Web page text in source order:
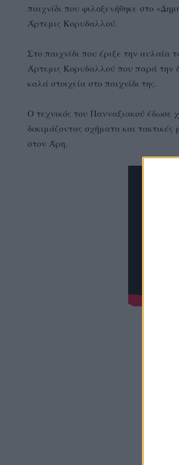
παιχνίδι που φιλοξενήθηκε στο
Άρτεμις Κορυδαλλού.
Στο παιχνίδι που έριξε την αυλαία
Άρτεμις Κορυδαλλού που παρά την
καλά στοιχεία στο παιχνίδι της.
Ο τεχνικός του Πανναξιακού έδωσε
δοκιμάζοντας σχήματα και
στον Άρη.